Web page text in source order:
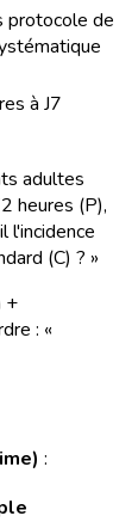
protocole de
à J7
adultes
heures (P),
l'incidence
(C) ? »
+
: «
: